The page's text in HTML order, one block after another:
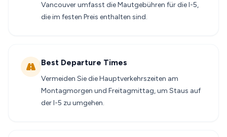
Vancouver umfasst die Mautgebühren für die I-5,
die im festen Preis enthalten sind.
Best Departure Times
Vermeiden Sie die Hauptverkehrszeiten am
Montagmorgen und Freitagmittag, um Staus auf
der I-5 zu umgehen.